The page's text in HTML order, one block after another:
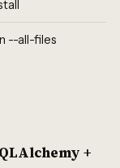
--all-files
+